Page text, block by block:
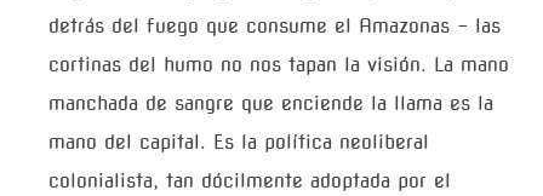
detrás del fuego que consume el Amazonas – las
cortinas del humo no nos tapan la visión. La mano
manchada de sangre que enciende la llama es la
mano del capital. Es la política neoliberal
colonialista, tan dócilmente adoptada por el